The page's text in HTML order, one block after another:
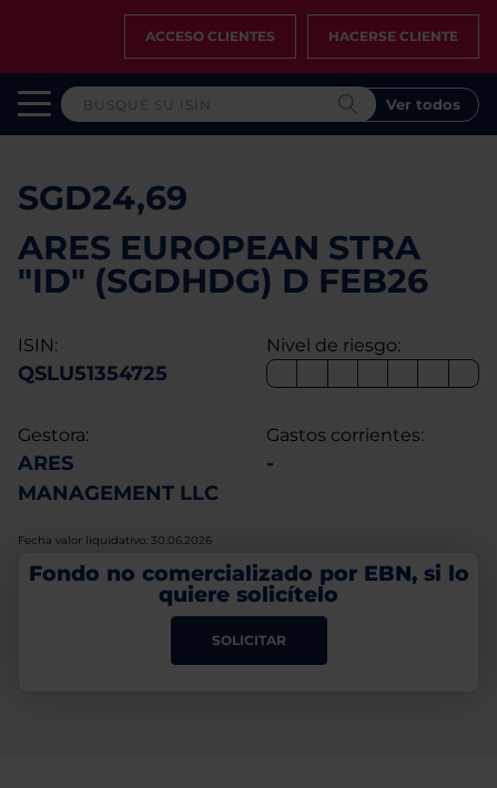
ACCESO CLIENTES HACERSE CLIENTE
Ver todos
SGD24,69
ARES EUROPEAN STRA
"ID" (SGDHDG) D FEB26
ISIN:
QSLU51354725
Nivel de riesgo:
Gestora:
ARES
MANAGEMENT LLC
Gastos corrientes:
-
Fecha valor liquidativo: 30.06.2026
Fondo no comercializado por EBN, si lo
quiere solicítelo
SOLICITAR